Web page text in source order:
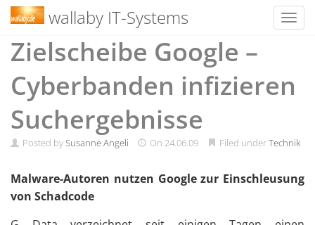
Skip
wallaby IT-Systems
Zielscheibe Google –
Cyberbanden infizieren
Suchergebnisse
Posted bySusanne Angeli On 24.06.09 Filed underTechnik
Malware-Autoren nutzen Google zur Einschleusung
von Schadcode